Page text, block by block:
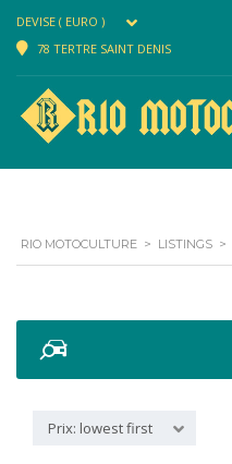
DEVISE ( EURO )
78 TERTRE SAINT DENIS
RIO MOTOCULTURE > LISTINGS >
Prix: lowest first